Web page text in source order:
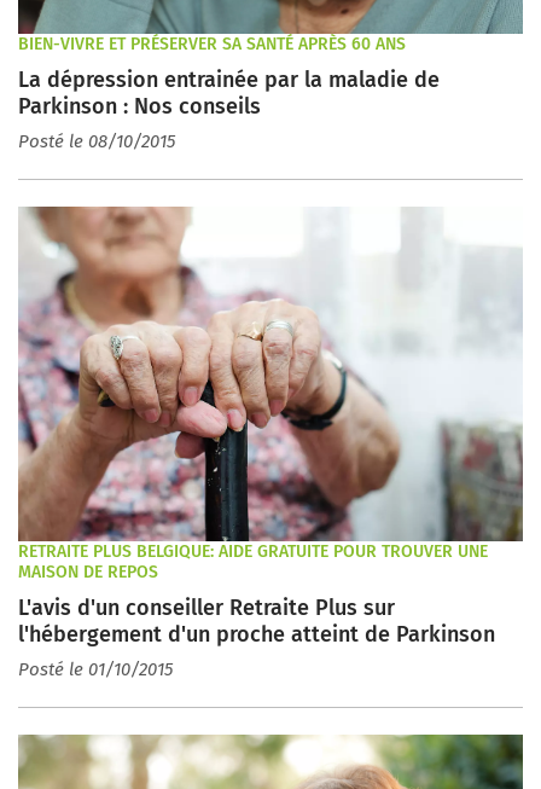
BIEN-VIVRE ET PRÉSERVER SA SANTÉ APRÈS 60 ANS
La dépression entrainée par la maladie de
Parkinson : Nos conseils
Posté le 08/10/2015
RETRAITE PLUS BELGIQUE: AIDE GRATUITE POUR TROUVER UNE
MAISON DE REPOS
L'avis d'un conseiller Retraite Plus sur
l'hébergement d'un proche atteint de Parkinson
Posté le 01/10/2015